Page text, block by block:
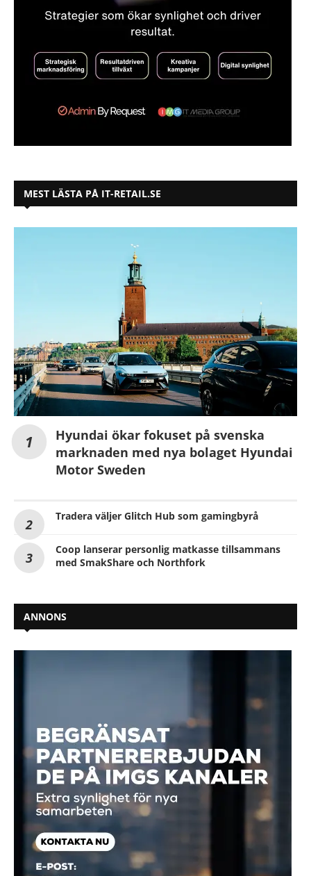
MEST LÄSTA PÅ IT-RETAIL.SE
Hyundai ökar fokuset på svenska
marknaden med nya bolaget Hyundai
Motor Sweden
Tradera väljer Glitch Hub som gamingbyrå
Coop lanserar personlig matkasse tillsammans
med SmakShare och Northfork
ANNONS